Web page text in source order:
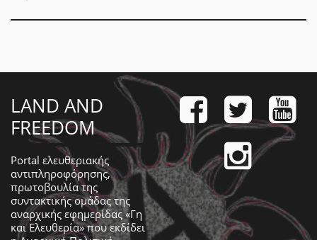
LAND AND
FREEDOM
Portal ελευθεριακής
αντιπληροφόρησης,
πρωτοβουλία της
συντακτικής ομάδας της
αναρχικής εφημερίδας «Γη
και Ελευθερία» που εκδίδει